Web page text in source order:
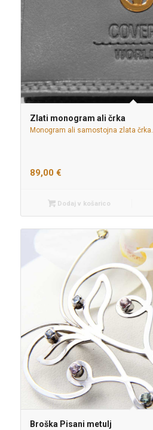
Zlati monogram ali črka
Monogram ali samostojna zlata črka.
89,00 €
Dodaj v košarico
Broška Pisani metulj